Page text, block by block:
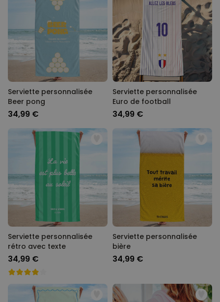
Serviette personnalisée
Beer pong
34,99 €
Serviette personnalisée
Euro de football
34,99 €
Serviette personnalisée
rétro avec texte
34,99 €
Serviette personnalisée
bière
34,99 €